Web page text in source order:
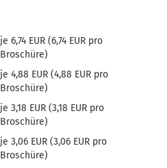
je 6,74 EUR (6,74 EUR pro
Broschüre)
je 4,88 EUR (4,88 EUR pro
Broschüre)
je 3,18 EUR (3,18 EUR pro
Broschüre)
je 3,06 EUR (3,06 EUR pro
Broschüre)